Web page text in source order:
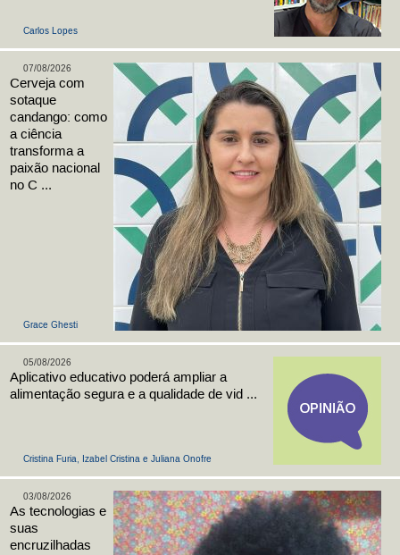
Carlos Lopes
Grace Ghesti
07/08/2026
Cerveja com
sotaque
candango: como
a ciência
transforma a
paixão nacional
no C ...
Cristina Furia, Izabel Cristina e Juliana Onofre
05/08/2026
Aplicativo educativo poderá ampliar a
alimentação segura e a qualidade de vid ...
03/08/2026
As tecnologias e
suas
encruzilhadas